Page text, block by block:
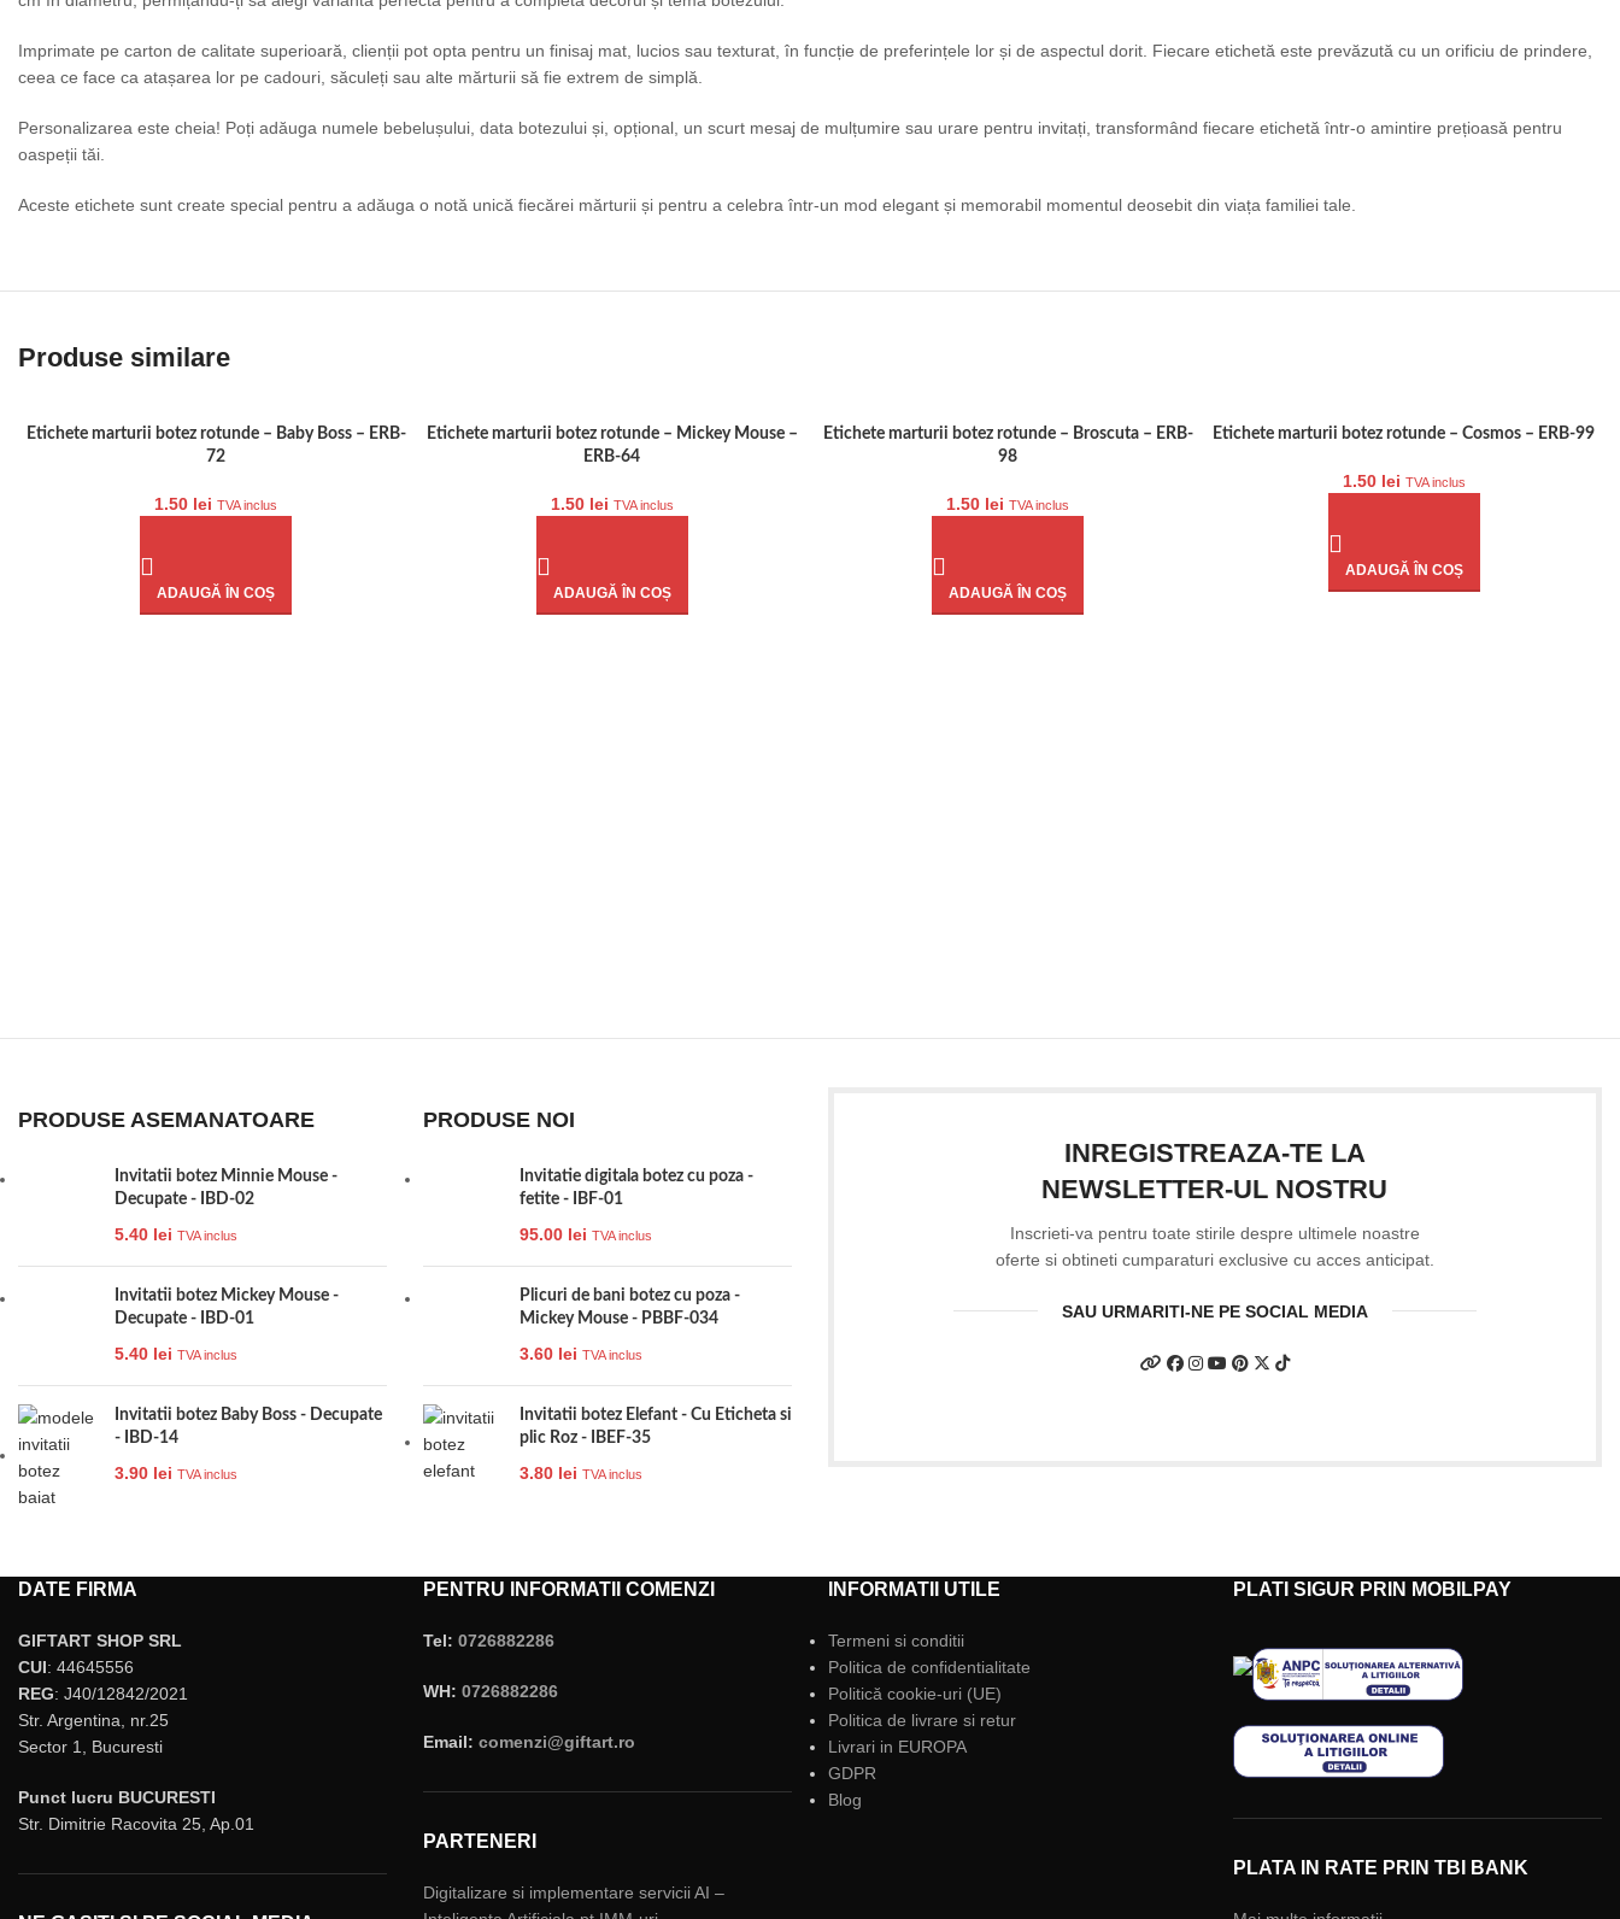
Imprimate pe carton de calitate superioară, clienții pot opta pentru un finisaj mat, lucios sau texturat, în funcție de preferințele lor și de aspectul dorit. Fiecare etichetă este prevăzută cu un orificiu de prindere,
ceea ce face ca atașarea lor pe cadouri, săculeți sau alte mărturii să fie extrem de simplă.
Personalizarea este cheia! Poți adăuga numele bebelușului, data botezului și, opțional, un scurt mesaj de mulțumire sau urare pentru invitați, transformând fiecare etichetă într-o amintire prețioasă pentru
oaspeții tăi.
Aceste etichete sunt create special pentru a adăuga o notă unică fiecărei mărturii și pentru a celebra într-un mod elegant și memorabil momentul deosebit din viața familiei tale.
Produse similare
Etichete marturii botez rotunde – Baby Boss – ERB-
72
1.50 lei TVA inclus
ADAUGĂ ÎN COȘ
Etichete marturii botez rotunde – Mickey Mouse –
ERB-64
1.50 lei TVA inclus
ADAUGĂ ÎN COȘ
Etichete marturii botez rotunde – Broscuta – ERB-
98
1.50 lei TVA inclus
ADAUGĂ ÎN COȘ
Etichete marturii botez rotunde – Cosmos – ERB-99
1.50 lei TVA inclus
ADAUGĂ ÎN COȘ
PRODUSE ASEMANATOARE
Invitatii botez Minnie Mouse -
Decupate - IBD-02
5.40 lei TVA inclus
Invitatii botez Mickey Mouse -
Decupate - IBD-01
5.40 lei TVA inclus
Invitatii botez Baby Boss - Decupate
- IBD-14
3.90 lei TVA inclus
PRODUSE NOI
Invitatie digitala botez cu poza -
fetite - IBF-01
95.00 lei TVA inclus
Plicuri de bani botez cu poza -
Mickey Mouse - PBBF-034
3.60 lei TVA inclus
Invitatii botez Elefant - Cu Eticheta si
plic Roz - IBEF-35
3.80 lei TVA inclus
INREGISTREAZA-TE LA
NEWSLETTER-UL NOSTRU
Inscrieti-va pentru toate stirile despre ultimele noastre
oferte si obtineti cumparaturi exclusive cu acces anticipat.
SAU URMARITI-NE PE SOCIAL MEDIA
DATE FIRMA
GIFTART SHOP SRL
CUI: 44645556
REG: J40/12842/2021
Str. Argentina, nr.25
Sector 1, Bucuresti
Punct lucru BUCURESTI
Str. Dimitrie Racovita 25, Ap.01
PENTRU INFORMATII COMENZI
Tel: 0726882286
WH: 0726882286
Email: comenzi@giftart.ro
PARTENERI
Digitalizare si implementare servicii AI –
INFORMATII UTILE
Termeni si conditii
Politica de confidentialitate
Politică cookie-uri (UE)
Politica de livrare si retur
Livrari in EUROPA
GDPR
Blog
PLATI SIGUR PRIN MOBILPAY
PLATA IN RATE PRIN TBI BANK